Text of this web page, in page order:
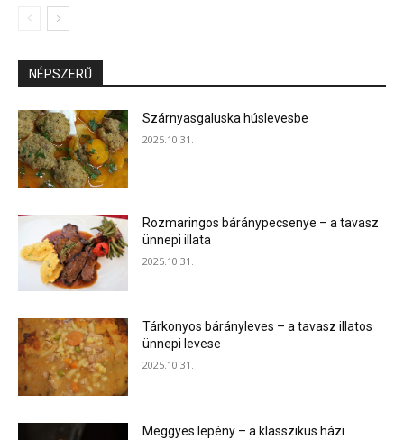
NÉPSZERŰ
Szárnyasgaluska húslevesbe
2025.10.31.
Rozmaringos báránypecsenye – a tavasz
ünnepi illata
2025.10.31.
Tárkonyos bárányleves – a tavasz illatos
ünnepi levese
2025.10.31.
Meggyes lepény – a klasszikus házi